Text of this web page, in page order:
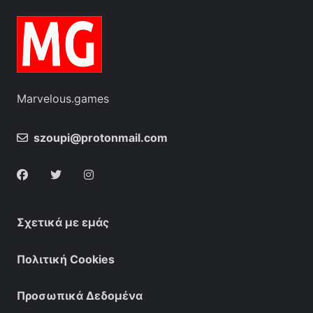
Marvelous.games
szoupi@protonmail.com
Σχετικά με εμάς
Πολιτική Cookies
Προσωπικά Δεδομένα